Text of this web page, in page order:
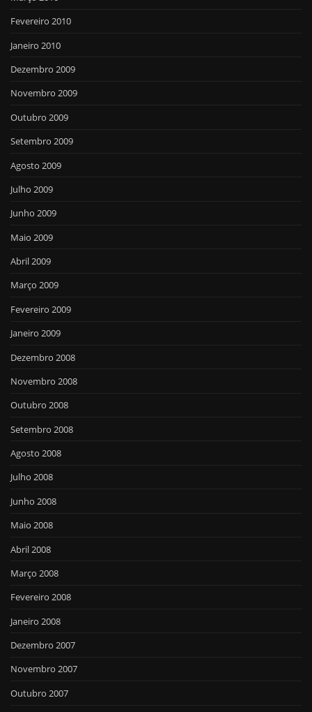
Fevereiro 2010
Janeiro 2010
Dezembro 2009
Novembro 2009
Outubro 2009
Setembro 2009
Agosto 2009
Julho 2009
Junho 2009
Maio 2009
Abril 2009
Março 2009
Fevereiro 2009
Janeiro 2009
Dezembro 2008
Novembro 2008
Outubro 2008
Setembro 2008
Agosto 2008
Julho 2008
Junho 2008
Maio 2008
Abril 2008
Março 2008
Fevereiro 2008
Janeiro 2008
Dezembro 2007
Novembro 2007
Outubro 2007